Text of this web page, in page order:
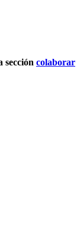
sección colaborar